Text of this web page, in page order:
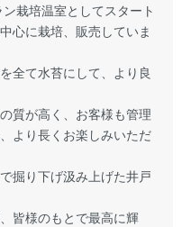
栽培温室としてスタート
心に栽培、販売していま
全て水苔にして、より良
質が高く、お客様も管理
より長くお楽しみいただ
掘り下げ汲み上げた井戸
皆様のもとで最高に輝